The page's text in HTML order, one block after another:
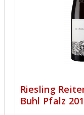
Riesling
Buhl Pfalz